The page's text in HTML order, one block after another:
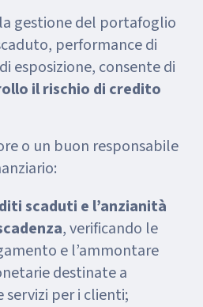
gestione del portafoglio
performance di
esposizione, consente di
il rischio di credito
o un buon responsabile
scaduti e l’anzianità
, verificando le
e l’ammontare
destinate a
servizi per i clienti;